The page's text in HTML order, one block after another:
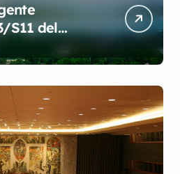
S11 del
per la
settore